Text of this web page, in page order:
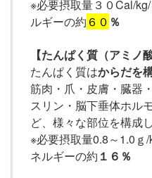
※必要摂取量３０Cal/
ルギーの約 ６０ ％
【たんぱく質（アミノ
たんぱく質はからだを
筋肉・爪・皮膚・臓器
スリン・脳下垂体ホル
ど、様々な部位を構成
※必要摂取量0.8～1.0ｇ
ネルギーの約 １６％